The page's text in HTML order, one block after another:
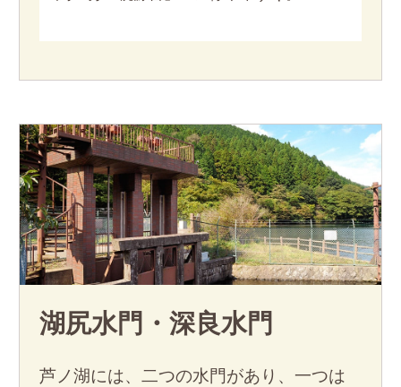
湖尻水門・深良水門
芦ノ湖には、二つの水門があり、一つは